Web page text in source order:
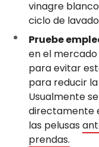
vinagre
ciclo de
Pruebe
en el
para evitar
para reducir
Usualmente
directamente
las pelusas
prendas.